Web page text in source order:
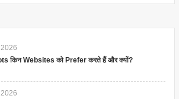
2026
किन Websites को Prefer करते हैं और क्यों?
2026